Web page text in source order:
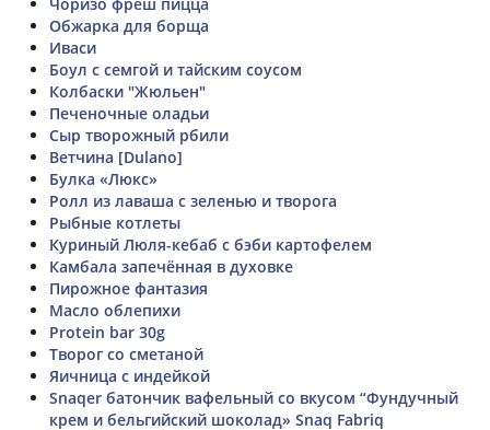
Обжарка для борща
Иваси
Боул с семгой и тайским соусом
Колбаски "Жюльен"
Печеночные оладьи
Сыр творожный рбили
Ветчина [Dulano]
Булка «Люкс»
Ролл из лаваша с зеленью и творога
Рыбные котлеты
Куриный Люля-кебаб с бэби картофелем
Камбала запечённая в духовке
Пирожное фантазия
Масло облепихи
Protein bar 30g
Творог со сметаной
Яичница с индейкой
Snaqer батончик вафельный со вкусом “Фундучный
крем и бельгийский шоколад» Snaq Fabriq